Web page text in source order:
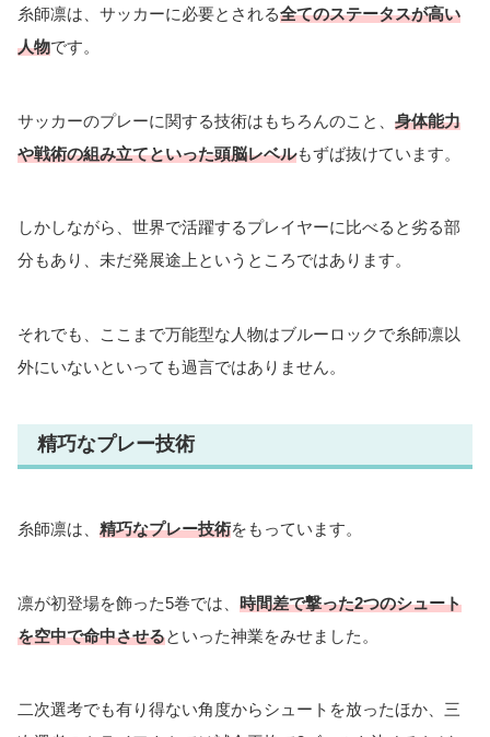
糸師凛は、サッカーに必要とされる全てのステータスが高い
人物です。
サッカーのプレーに関する技術はもちろんのこと、 身体能力
や戦術の組み立てといった頭脳レベルもずば抜けています。
しかしながら、世界で活躍するプレイヤーに比べると劣る部
分もあり、未だ発展途上というところではあります。
それでも、ここまで万能型な人物はブルーロックで糸師凛以
外にいないといっても過言ではありません。
精巧なプレー技術
糸師凛は、 精巧なプレー技術をもっています。
凛が初登場を飾った5巻では、 時間差で撃った2つのシュート
を空中で命中させるといった神業をみせました。
二次選考でも有り得ない角度からシュートを放ったほか、三